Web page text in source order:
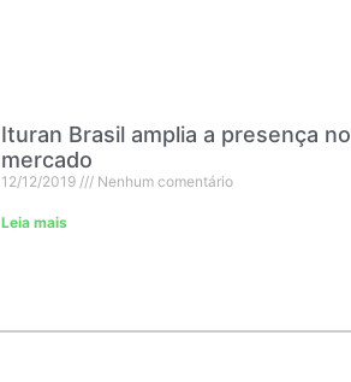
Ituran Brasil amplia a presença no
mercado
12/12/2019 Nenhum comentário
Leia mais